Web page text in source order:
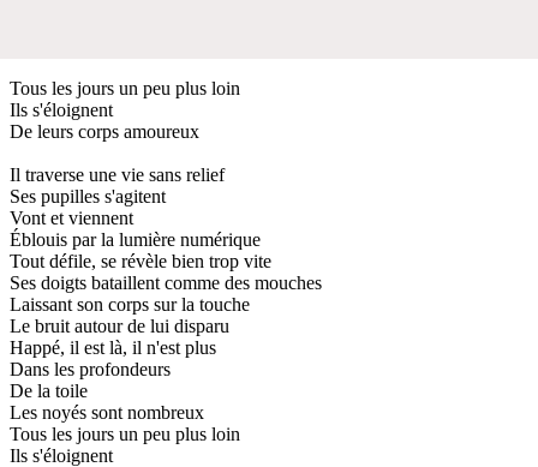
Tous les jours un peu plus loin
Ils s'éloignent
De leurs corps amoureux
Il traverse une vie sans relief
Ses pupilles s'agitent
Vont et viennent
Éblouis par la lumière numérique
Tout défile, se révèle bien trop vite
Ses doigts bataillent comme des mouches
Laissant son corps sur la touche
Le bruit autour de lui disparu
Happé, il est là, il n'est plus
Dans les profondeurs
De la toile
Les noyés sont nombreux
Tous les jours un peu plus loin
Ils s'éloignent